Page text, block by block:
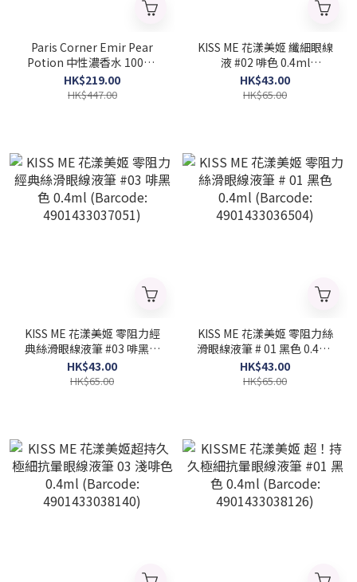
Paris Corner Emir Pear
Potion 中性濃香水 100ml
(barcode: 6293498141711)
HK$219.00
HK$447.00
KISS ME 花漾美姬 纖細眼線
液 #02 啡色 0.4ml
(Barcode: 4901433036948)
HK$43.00
HK$65.00
KISS ME 花漾美姬 零阻力經
典絲滑眼線液筆 #03 啡黑色
0.4ml (Barcode:
4901433037051)
HK$43.00
HK$65.00
KISS ME 花漾美姬 零阻力絲
滑眼線液筆 # 01 黑色 0.4ml
(Barcode: 4901433036504)
HK$43.00
HK$65.00